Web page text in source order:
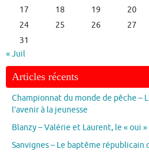
17
18 19 20
24
25 26 27
31
« Juil
Articles récents
Championnat du monde de pêche –
l’avenir à la jeunesse
Blanzy – Valérie et Laurent, le « oui
Sanvignes – Le baptême républicain